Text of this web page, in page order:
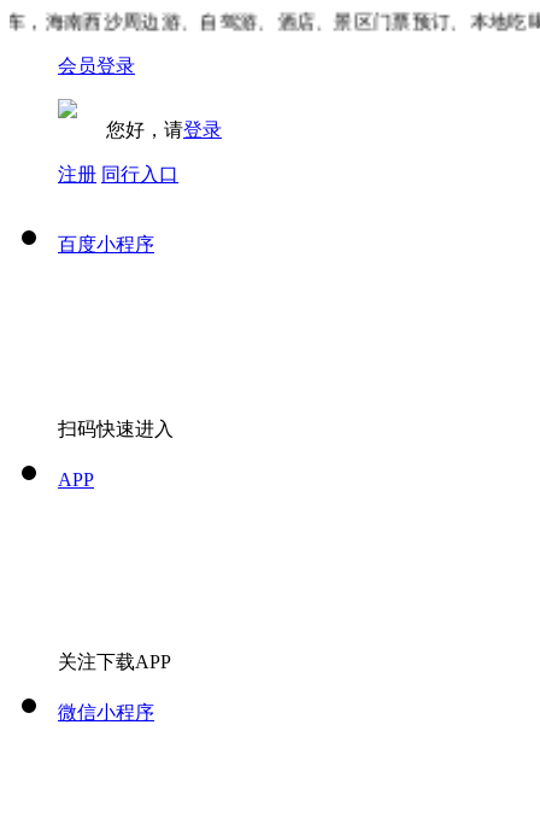
海南西沙周边游、自驾游、酒店、景区门票预订、本地吃喝
会员登录
您好，请登录
注册 同行入口
百度小程序
扫码快速进入
APP
关注下载APP
微信小程序